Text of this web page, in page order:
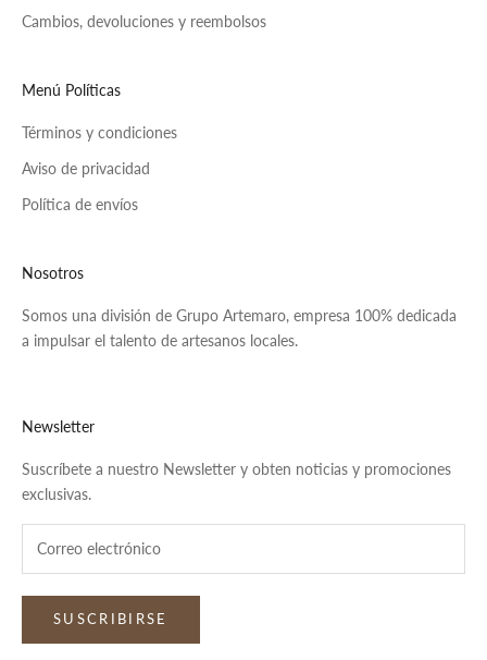
Cambios, devoluciones y reembolsos
Menú Políticas
Términos y condiciones
Aviso de privacidad
Política de envíos
Nosotros
Somos una división de Grupo Artemaro, empresa 100% dedicada
a impulsar el talento de artesanos locales.
Newsletter
Suscríbete a nuestro Newsletter y obten noticias y promociones
exclusivas.
SUSCRIBIRSE